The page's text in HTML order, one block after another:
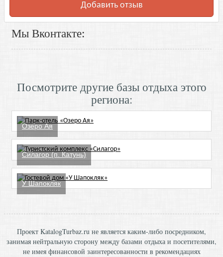
Добавить отзыв
Мы Вконтакте:
Посмотрите другие базы отдыха этого
региона:
Озеро Ая
Силагор (п. Катунь)
У Шапокляк
Проект KatalogTurbaz.ru не является каким-либо посредником,
занимая нейтральную сторону между базами отдыха и посетителями,
не имея финансовой заинтересованности в рекомендациях